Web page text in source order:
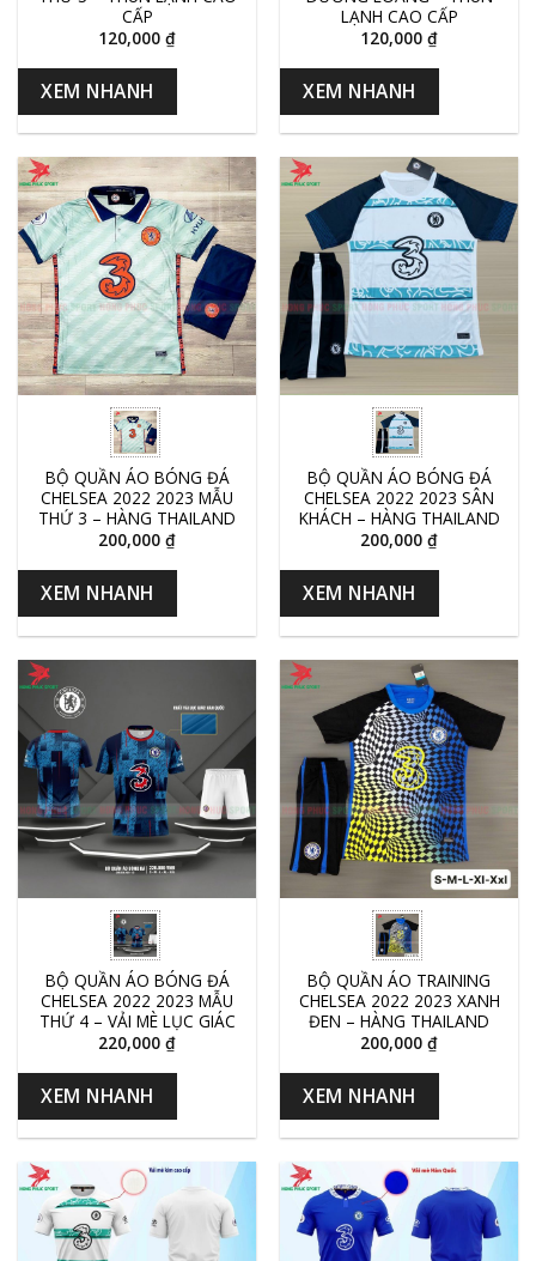
CẤP
120,000 ₫
XEM NHANH
LẠNH CAO CẤP
120,000 ₫
XEM NHANH
BỘ QUẦN ÁO BÓNG ĐÁ
CHELSEA 2022 2023 MẪU
THỨ 3 – HÀNG THAILAND
200,000 ₫
XEM NHANH
BỘ QUẦN ÁO BÓNG ĐÁ
CHELSEA 2022 2023 SÂN
KHÁCH – HÀNG THAILAND
200,000 ₫
XEM NHANH
BỘ QUẦN ÁO BÓNG ĐÁ
CHELSEA 2022 2023 MẪU
THỨ 4 – VẢI MÈ LỤC GIÁC
220,000 ₫
XEM NHANH
BỘ QUẦN ÁO TRAINING
CHELSEA 2022 2023 XANH
ĐEN – HÀNG THAILAND
200,000 ₫
XEM NHANH